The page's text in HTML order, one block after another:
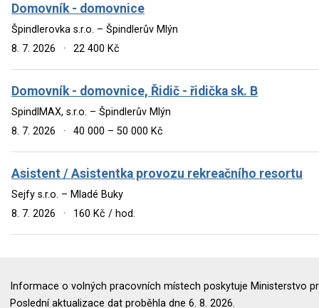
Domovník - domovnice
Špindlerovka s.r.o. – Špindlerův Mlýn
8. 7. 2026
· 22 400 Kč
Domovník - domovnice, Řidič - řidička sk. B
SpindlMAX, s.r.o. – Špindlerův Mlýn
8. 7. 2026
· 40 000 – 50 000 Kč
Asistent / Asistentka provozu rekreačního resortu
Sejfy s.r.o. – Mladé Buky
8. 7. 2026
· 160 Kč / hod.
Informace o volných pracovních místech poskytuje Ministerstvo
Poslední aktualizace dat proběhla dne 6. 8. 2026.